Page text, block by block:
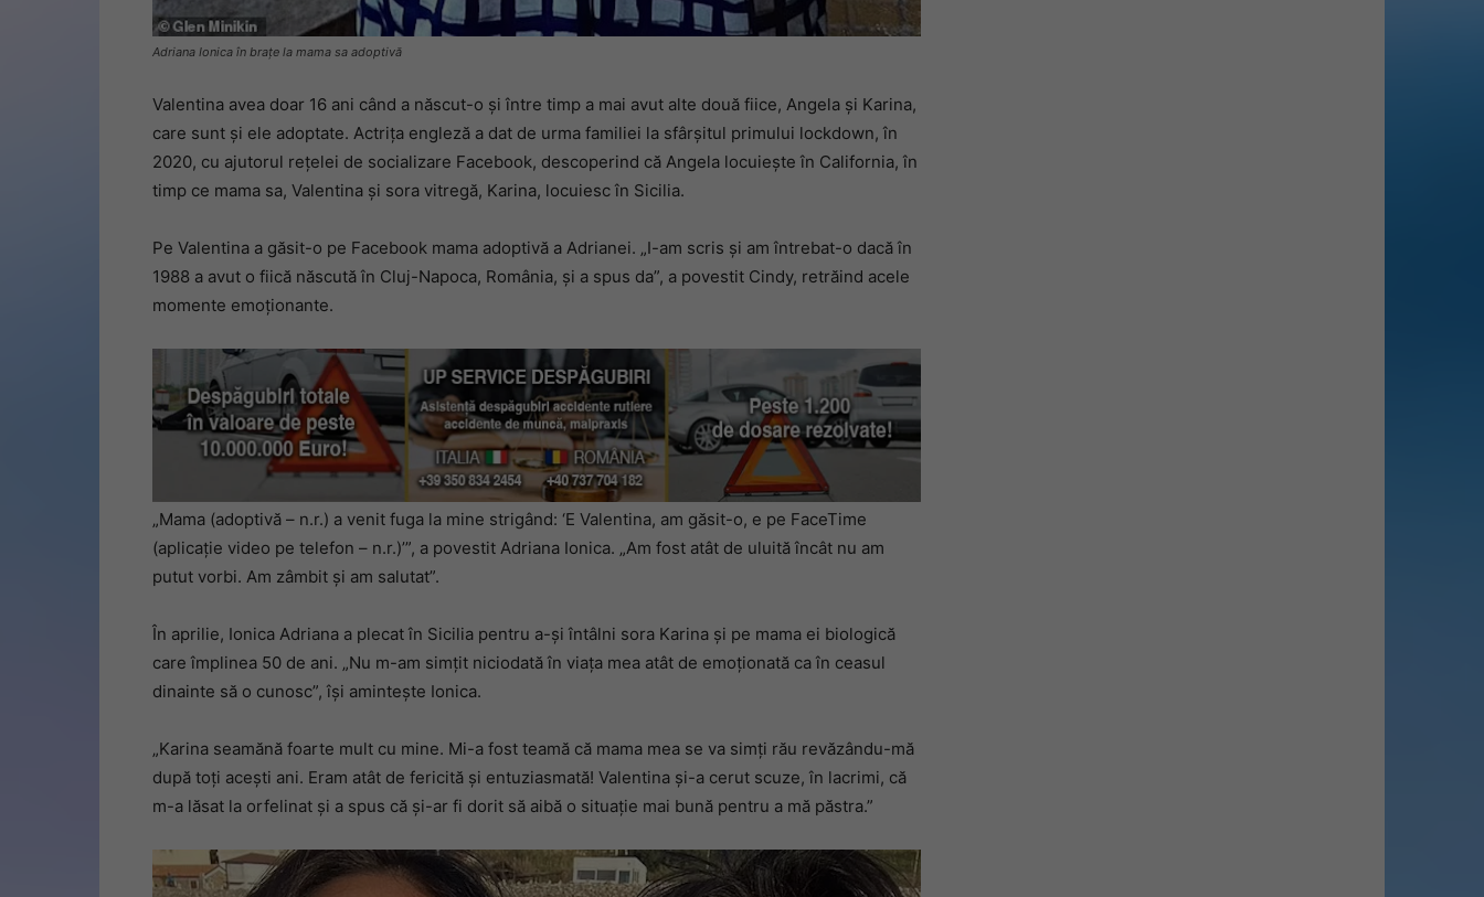
Adriana Ionica în brațe la mama sa adoptivă
Valentina avea doar 16 ani când a născut-o și între timp a mai avut alte două fiice, Angela și Karina,
care sunt și ele adoptate. Actrița engleză a dat de urma familiei la sfârșitul primului lockdown, în
2020, cu ajutorul rețelei de socializare Facebook, descoperind că Angela locuiește în California, în
timp ce mama sa, Valentina și sora vitregă, Karina, locuiesc în Sicilia.
Pe Valentina a găsit-o pe Facebook mama adoptivă a Adrianei. „I-am scris și am întrebat-o dacă în
1988 a avut o fiică născută în Cluj-Napoca, România, și a spus da”, a povestit Cindy, retrăind acele
momente emoționante.
„Mama (adoptivă – n.r.) a venit fuga la mine strigând: ‘E Valentina, am găsit-o, e pe FaceTime
(aplicație video pe telefon – n.r.)’”, a povestit Adriana Ionica. „Am fost atât de uluită încât nu am
putut vorbi. Am zâmbit și am salutat”.
În aprilie, Ionica Adriana a plecat în Sicilia pentru a-și întâlni sora Karina și pe mama ei biologică
care împlinea 50 de ani. „Nu m-am simțit niciodată în viața mea atât de emoționată ca în ceasul
dinainte să o cunosc”, își amintește Ionica.
„Karina seamănă foarte mult cu mine. Mi-a fost teamă că mama mea se va simți rău revăzându-mă
după toți acești ani. Eram atât de fericită și entuziasmată! Valentina și-a cerut scuze, în lacrimi, că
m-a lăsat la orfelinat și a spus că și-ar fi dorit să aibă o situație mai bună pentru a mă păstra.”